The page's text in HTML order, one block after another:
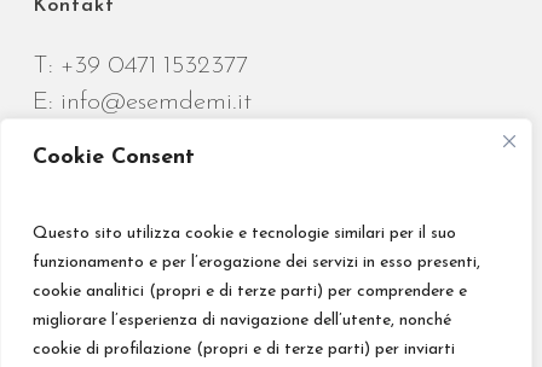
Cookie Consent
Questo sito utilizza cookie e tecnologie similari per il suo
funzionamento e per l’erogazione dei servizi in esso presenti,
cookie analitici (propri e di terze parti) per comprendere e
migliorare l’esperienza di navigazione dell’utente, nonché
cookie di profilazione (propri e di terze parti) per inviarti
Kontakt
T: +39 0471 1532377
E: info@esemdemi.it
Credits
Privacy Policy